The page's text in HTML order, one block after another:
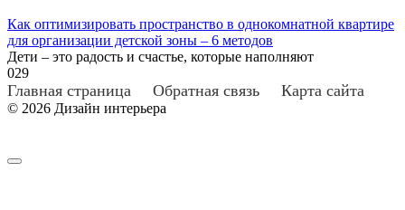
Как оптимизировать пространство в однокомнатной квартире
для организации детской зоны – 6 методов
Дети – это радость и счастье, которые наполняют
029
Главная страница Обратная связь Карта сайта
© 2026 Дизайн интерьера